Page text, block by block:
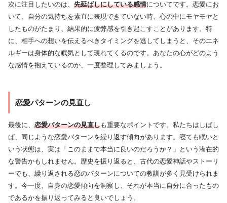
次に注目したいのは、 先延ばしにしている感情についてです。恋愛にお
いて、自分の気持ちを素直に表現できていない時、心の中にモヤモヤと
したものがたまり、結果的に疲弊感を引き起こすことがあります。特
に、相手への想いを伝えるべきタイミングを逃してしまうと、そのエネ
ルギーは身体的な眠気として現れてくるのです。あなたの心がどのよう
な感情を抱えているのか、一度整理してみましょう。
恋愛パターンの見直し
最後に、 恋愛パターンの見直しも重要なポイントです。私たちはしばし
ば、同じような恋愛パターンを繰り返す傾向があります。寝ても眠いと
いう状態は、実は「このままで本当に良いのだろうか？」という潜在的
な警告かもしれません。歴史を振り返ると、古代の恋愛神話やストーリ
ーでも、繰り返される恋のパターンについての教訓が多く見受けられま
す。今一度、自身の恋愛傾向を洞察し、それが本当に自分に合ったもの
であるかを振り返ってみると良いでしょう。